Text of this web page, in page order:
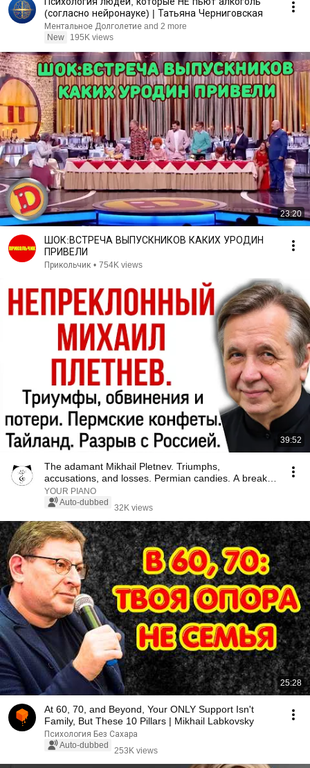
(согласно нейронауке) | Татьяна Черниговская
Ментальное Долголетие and 2 more
New
195K views
23:20
ШОК:ВСТРЕЧА ВЫПУСКНИКОВ КАКИХ УРОДИН
ПРИВЕЛИ
Прикольчик • 754K views
39:52
The adamant Mikhail Pletnev. Triumphs,
accusations, and losses. Permian candies. A break
with Russia
YOUR PIANO
Auto-dubbed
32K views
25:28
At 60, 70, and Beyond, Your ONLY Support Isn't
Family, But These 10 Pillars | Mikhail Labkovsky
Психология Без Сахара
Auto-dubbed
253K views